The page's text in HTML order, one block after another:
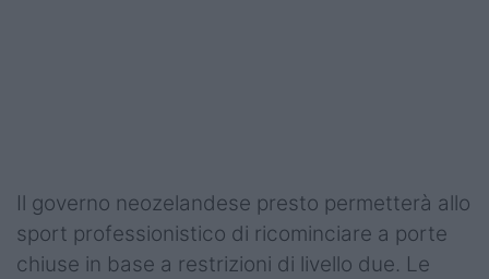
Shop
Il governo neozelandese presto permetterà allo
sport professionistico di ricominciare a porte
chiuse in base a restrizioni di livello due. Le